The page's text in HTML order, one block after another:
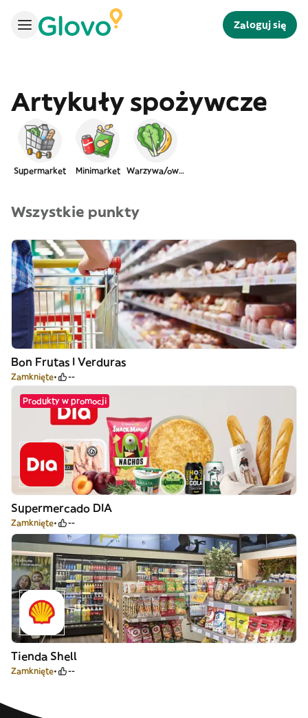
Zaloguj się
Artykuły spożywcze
Supermarket Minimarket Warzywa/owoce
Wszystkie punkty
Bon Frutas I Verduras
Zamknięte --
Produkty w promocji
Supermercado DIA
Zamknięte --
Tienda Shell
Zamknięte --